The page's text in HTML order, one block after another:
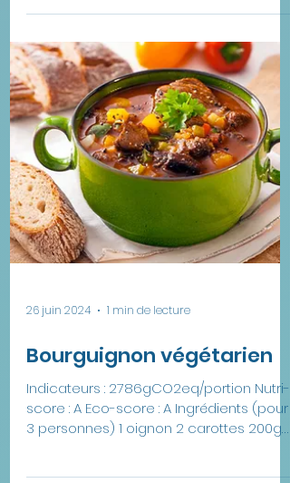
aimer aux enfants ?
Les légumes, on le sait, sont essentiels
pour une alimentation équilibrée et une
bonne santé. Pourtant, dans de
nombreuses cantines scolaire